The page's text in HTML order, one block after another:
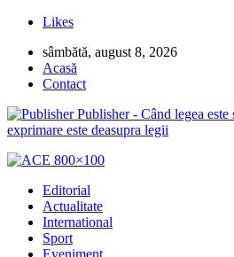
Likes
sâmbătă, august 8, 2026
Acasă
Contact
Publisher - Când legea este
exprimare este deasupra legii
Editorial
Actualitate
International
Sport
Eveniment